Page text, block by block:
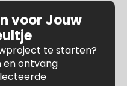
voor Jouw
te starten?
en ontvang